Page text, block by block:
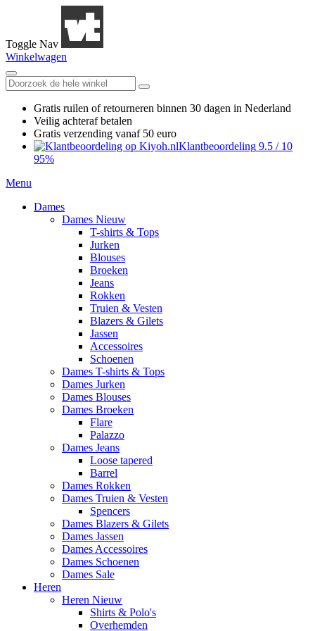
Toggle Nav
Winkelwagen
Gratis ruilen of retourneren binnen 30 dagen in Nederland
Veilig achteraf betalen
Gratis verzending vanaf 50 euro
Klantbeoordeling 9.5 / 10
95%
Menu
Dames
Dames Nieuw
T-shirts & Tops
Jurken
Blouses
Broeken
Jeans
Rokken
Truien & Vesten
Blazers & Gilets
Jassen
Accessoires
Schoenen
Dames T-shirts & Tops
Dames Jurken
Dames Blouses
Dames Broeken
Flare
Palazzo
Dames Jeans
Loose tapered
Barrel
Dames Rokken
Dames Truien & Vesten
Spencers
Dames Blazers & Gilets
Dames Jassen
Dames Accessoires
Dames Schoenen
Dames Sale
Heren
Heren Nieuw
Shirts & Polo's
Overhemden